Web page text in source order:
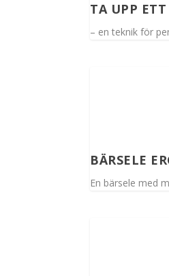
TA UPP
– en teknik för
BÄRSELE
En bärsele med